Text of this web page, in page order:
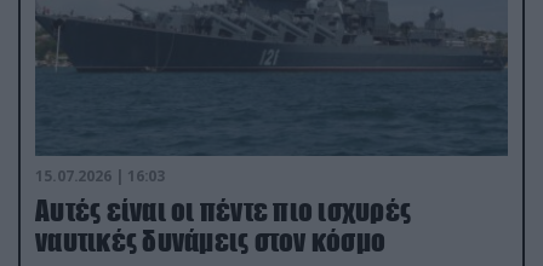
15.07.2026 | 16:03
Aυτές είναι οι πέντε πιο ισχυρές
ναυτικές δυνάμεις στον κόσμο